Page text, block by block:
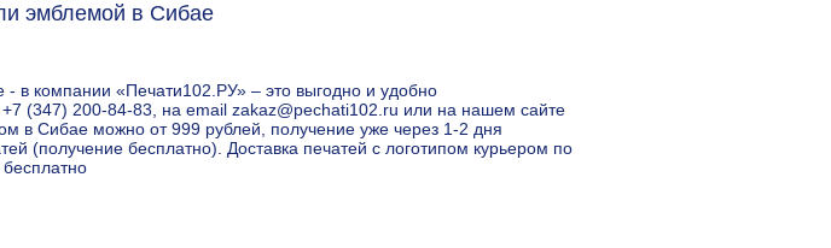
эмблемой в Сибае
- в компании «Печати102.РУ» – это выгодно и удобно
(347) 200-84-83, на email zakaz@pechati102.ru или на нашем сайте
в Сибае можно от 999 рублей, получение уже через 1-2 дня
(получение бесплатно). Доставка печатей с логотипом курьером по